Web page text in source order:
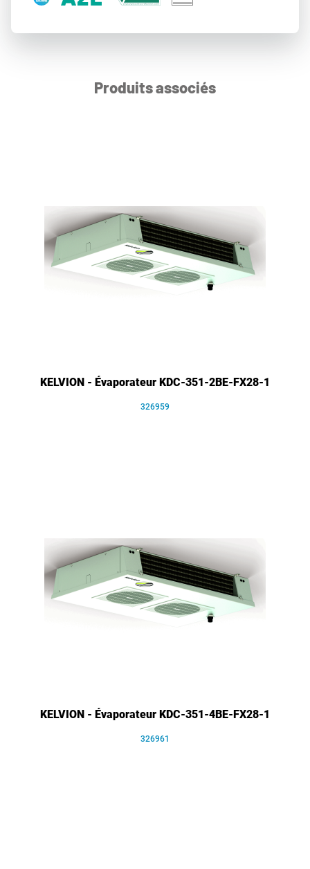
Produits associés
KELVION - Évaporateur KDC-351-2BE-FX28-1
326959
KELVION - Évaporateur KDC-351-4BE-FX28-1
326961